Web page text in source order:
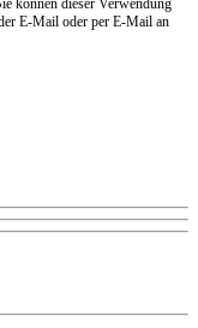
können dieser Verwendung
E-Mail oder per E-Mail an